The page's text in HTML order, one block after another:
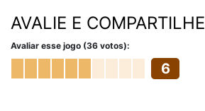
AVALIE E COMPARTILHE
Avaliar esse jogo (36 votos):
6